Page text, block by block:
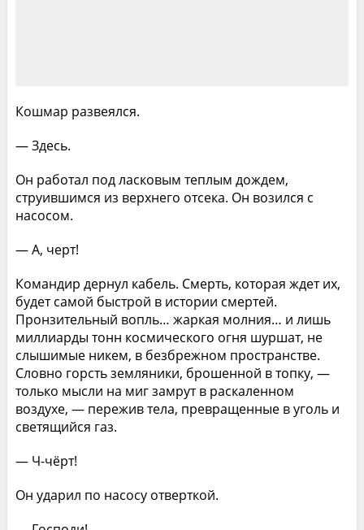
Кошмар развеялся.
— Здесь.
Он работал под ласковым теплым дождем,
струившимся из верхнего отсека. Он возился с
насосом.
— А, черт!
Командир дернул кабель. Смерть, которая ждет их,
будет самой быстрой в истории смертей.
Пронзительный вопль… жаркая молния… и лишь
миллиарды тонн космического огня шуршат, не
слышимые никем, в безбрежном пространстве.
Словно горсть земляники, брошенной в топку, —
только мысли на миг замрут в раскаленном
воздухе, — пережив тела, превращенные в уголь и
светящийся газ.
— Ч-чёрт!
Он ударил по насосу отверткой.